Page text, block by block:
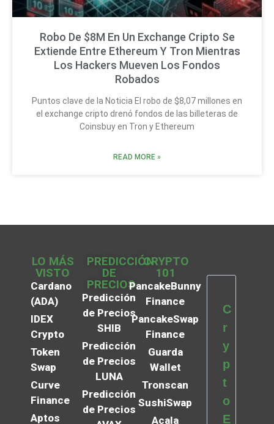
Robo De $8M En Un Exchange Cripto Se
Extiende Entre Ethereum Y Tron Mientras
Los Hackers Mueven Los Fondos
Robados
Puntos clave de la Noticia El robo de $8,07 millones en
el exchange cripto drenó fondos de las billeteras de
Coinsbuy en Tron y Ethereum
READ MORE »
LO MÁS
VISTO
Cardano
(ADA)
IDEX
Crypto
Token
Swap
Curve
Finance
Aptos
PREDICCIÓN
DE
PRECIOS
Predicción
de Precios
SHIB
Predicción
de Precios
LUNA
Predicción
de Precios
CRYPTO
101
PancakeBunny
Finance
PancakeSwap
Finance
Guarda
Wallet
Tronscan
SushiSwap
Acala
C
r
y
p
t
o
E